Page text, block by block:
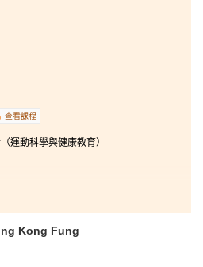
品）榮譽理學士三年級
下溫暖及愉快的回憶。課堂學
同學在醫療及藥物等範疇，不
作，打下紮實的基礎。入讀高
讀大學的機會，並更加清楚自
查看課程
運動科學與健康教育）
(運動科學與健康教育)
康)
理
Kong Fung